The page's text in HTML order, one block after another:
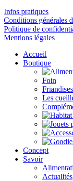
Infos pratiques
Conditions générales
Politique de
Mentions légales
Accueil
Boutique
Foin
Friandises
Les
Concept
Savoir
Actualités